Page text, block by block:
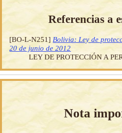
Referencias a
[BO-L-N251] Bolivia: Ley de
20 de junio de 2012
LEY DE PROTECCIÓN A
Nota